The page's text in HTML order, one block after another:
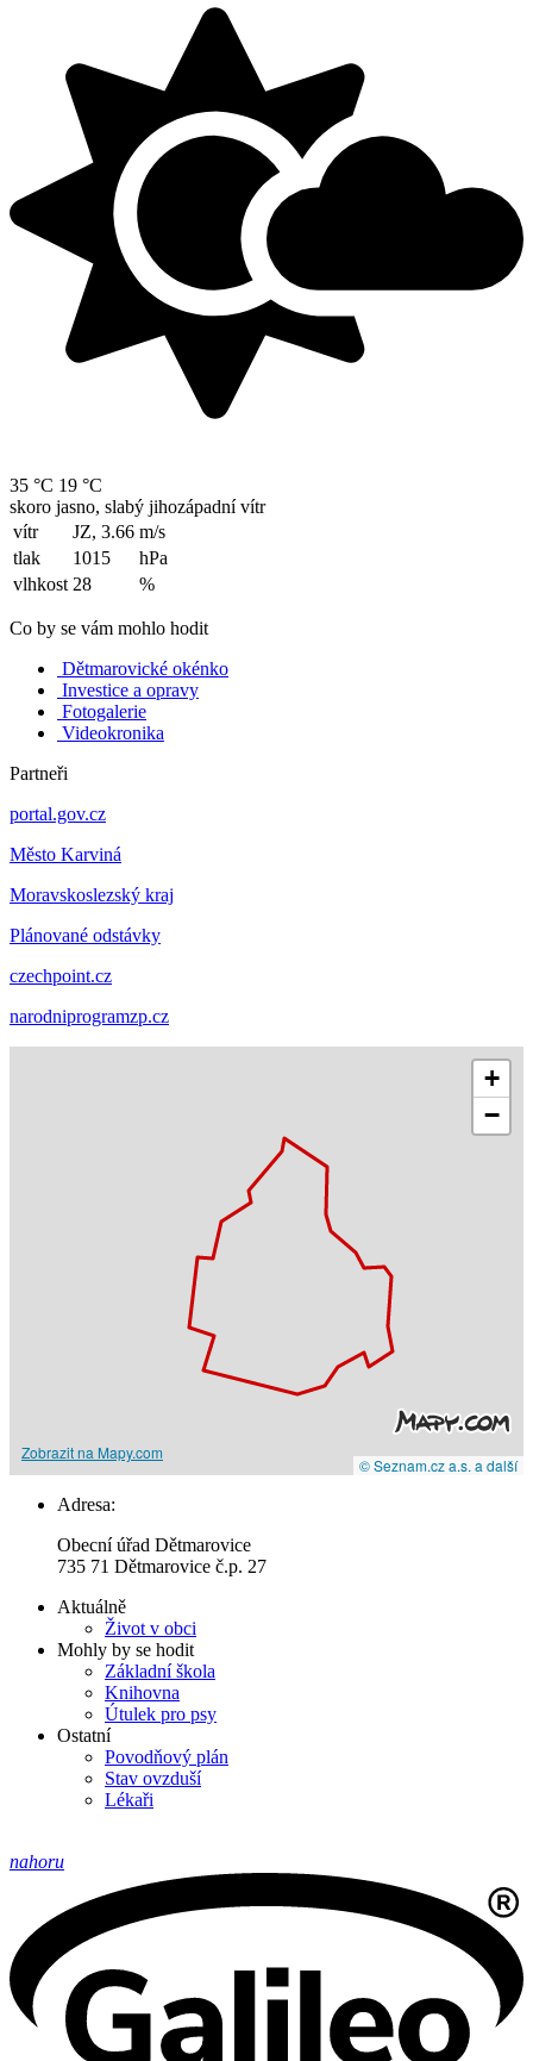
35 °C 19 °C
skoro jasno, slabý jihozápadní vítr
vítr
JZ, 3.66 m/s
tlak
1015
hPa
vlhkost 28 %
Co by se vám mohlo hodit
Dětmarovické okénko
Investice a opravy
Fotogalerie
Videokronika
Partneři
portal.gov.cz
Město Karviná
Moravskoslezský kraj
Plánované odstávky
czechpoint.cz
narodniprogramzp.cz
+
−
Zobrazit na Mapy.com
© Seznam.cz a.s. a další
Adresa:
Obecní úřad Dětmarovice
735 71 Dětmarovice č.p. 27
Aktuálně
Život v obci
Mohly by se hodit
Základní škola
Knihovna
Útulek pro psy
Ostatní
Povodňový plán
Stav ovzduší
Lékaři
nahoru